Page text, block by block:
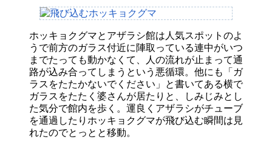
ホッキョクグマとアザラシ館は人気スポットのよ
うで前方のガラス付近に陣取っている連中がいつ
までたっても動かなくて、人の流れが止まって通
路が込み合ってしまうという悪循環。他にも「ガ
ラスをたたかないでください」と書いてある横で
ガラスをたたく婆さんが居たりと、しみじみとし
た気分で館内を歩く。運良くアザラシがチューブ
を通過したりホッキョクグマが飛び込む瞬間は見
れたのでとっとと移動。